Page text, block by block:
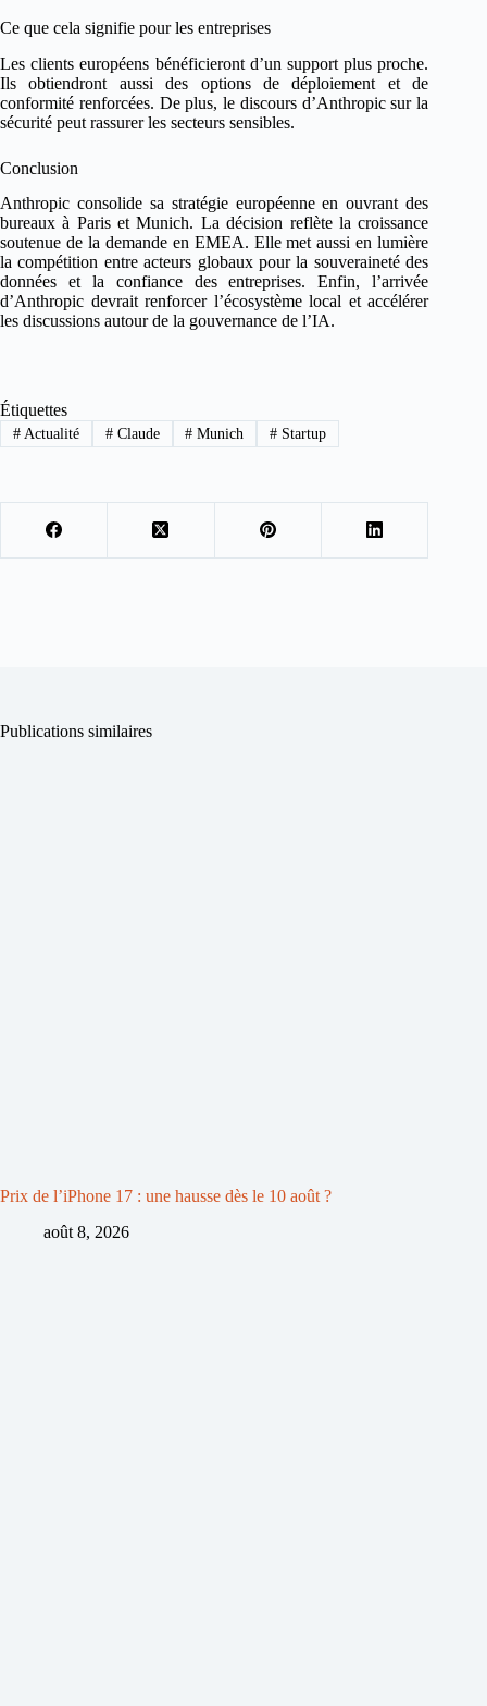
Ce que cela signifie pour les entreprises
Les clients européens bénéficieront d’un support plus proche.
Ils obtiendront aussi des options de déploiement et de
conformité renforcées. De plus, le discours d’Anthropic sur la
sécurité peut rassurer les secteurs sensibles.
Conclusion
Anthropic consolide sa stratégie européenne en ouvrant des
bureaux à Paris et Munich. La décision reflète la croissance
soutenue de la demande en EMEA. Elle met aussi en lumière
la compétition entre acteurs globaux pour la souveraineté des
données et la confiance des entreprises. Enfin, l’arrivée
d’Anthropic devrait renforcer l’écosystème local et accélérer
les discussions autour de la gouvernance de l’IA.
Étiquettes
#Actualité #Claude # Munich # Startup
Publications similaires
Prix de l’iPhone 17 : une hausse dès le 10 août ?
août 8, 2026